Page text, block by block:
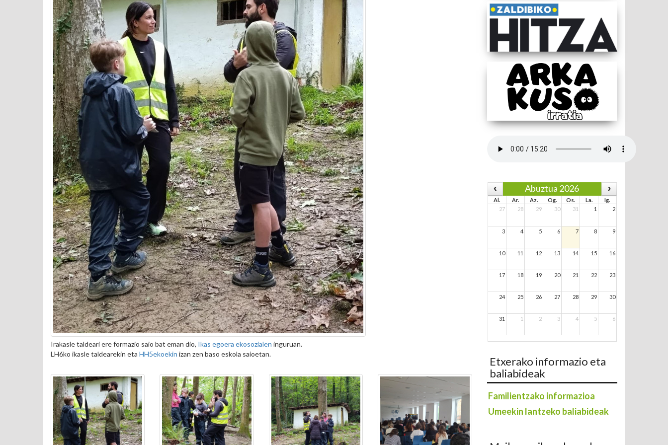
Irakasle taldeari ere formazio saio bat eman dio, Ikas egoera ekosozialen inguruan.
LH6ko ikasle taldearekin eta HH5ekoekin izan zen baso eskola saioetan.
Abuztua 2026
Al. Ar. Az. Og. Os. La.
Ig.
27
28 29 30 31 1 2
3 4 5 6 7 8 9
10 11 12 13 14 15 16
17 18 19 20 21 22 23
24 25 26 27 28 29 30
31 1 2 3 4 5 6
Etxerako informazio eta
baliabideak
Familientzako informazioa
Umeekin lantzeko baliabideak